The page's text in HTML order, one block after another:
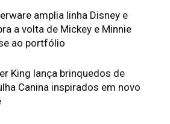
amplia linha Disney e
a volta de Mickey e Minnie
ao portfólio
King lança brinquedos de
Canina inspirados em novo